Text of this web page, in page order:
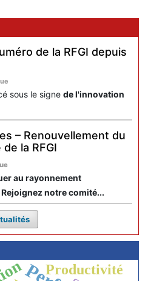
de la RFGI depuis
sous le signe de l'innovation
– Renouvellement du
la RFGI
au rayonnement
notre comité...
Productivité